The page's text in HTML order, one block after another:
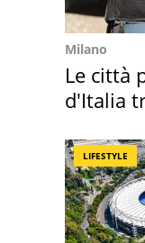
Milano
Le città
d'Italia
LIFESTYLE